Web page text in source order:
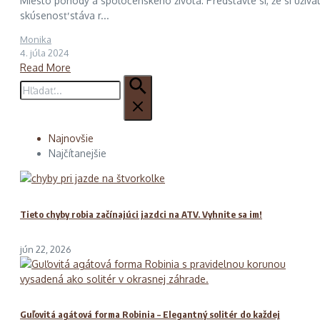
skúsenosť stáva r...
Monika
4. júla 2024
Read More
Hľadať:
Najnovšie
Najčítanejšie
Tieto chyby robia začínajúci jazdci na ATV. Vyhnite sa im!
jún 22, 2026
Guľovitá agátová forma Robinia – Elegantný solitér do každej